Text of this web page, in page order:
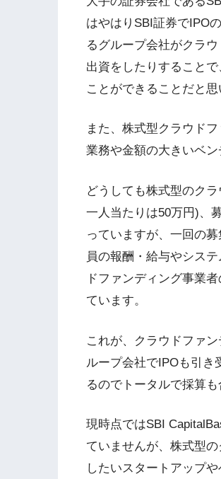
はやはりSBI証券でIPO
るグループ会社がクラ
出資をしたりすること
ことができることだと思
また、株式型クラウド
業務や金額の大きいベン
どうしても株式型のク
一人当たりは50万円)、
っていますが、一回の
員の報酬・給与やシス
ドファンディング事業
ています。
これが、クラウドファ
ループ会社でIPOも引き
るのでトータルで採算も
現時点ではSBI
ていませんが、株式型
したいスタートアップ